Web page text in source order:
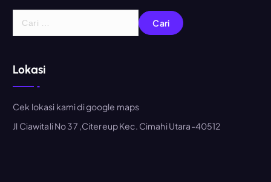
u
n
u
k
Lokasi
Cek lokasi kami di google maps
Jl Ciawitali No 37 ,Citereup Kec. Cimahi Utara-40512